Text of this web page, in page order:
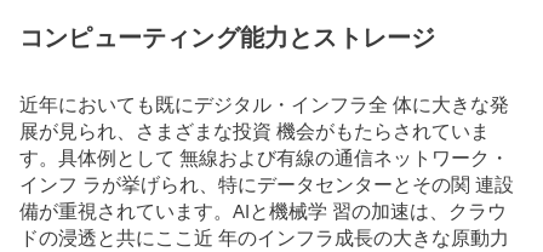
コンピューティング能力とストレージ
近年においても既にデジタル・インフラ全 体に大きな発
展が見られ、さまざまな投資 機会がもたらされていま
す。具体例として 無線および有線の通信ネットワーク・
インフ ラが挙げられ、特にデータセンターとその関 連設
備が重視されています。AIと機械学 習の加速は、クラウ
ドの浸透と共にここ近 年のインフラ成長の大きな原動力